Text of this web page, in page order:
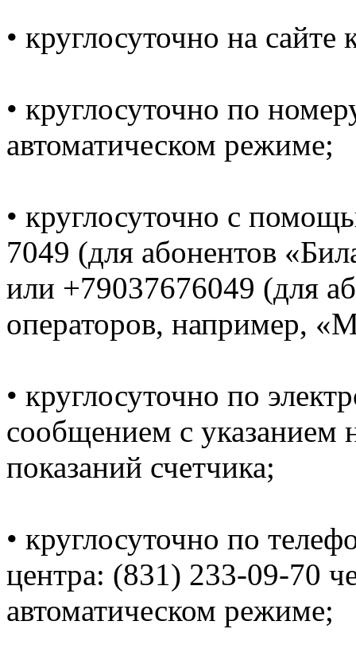
• круглосуточно на
• круглосуточно по
автоматическом режиме;
• круглосуточно с
7049 (для абонентов
или +79037676049 (для
операторов, например,
• круглосуточно по
сообщением с указанием
показаний счетчика;
• круглосуточно по
центра: (831) 233-09-70
автоматическом режиме;